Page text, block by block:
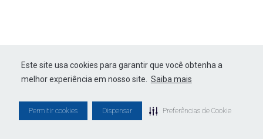
Este site usa cookies para garantir que você obtenha a
melhor experiência em nosso site. Saiba mais
Permitir cookies Dispensar Preferências de Cookie